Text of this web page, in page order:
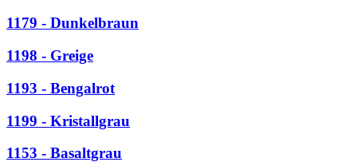
1179 - Dunkelbraun
1198 - Greige
1193 - Bengalrot
1199 - Kristallgrau
1153 - Basaltgrau